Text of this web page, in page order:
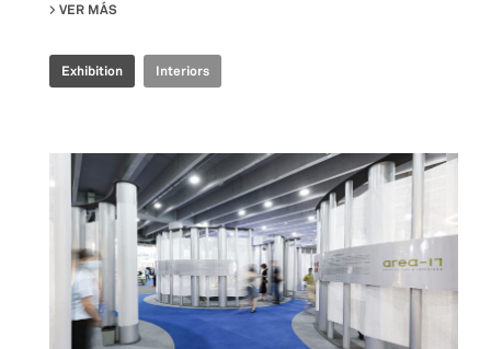
VER MÁS
Exhibition Interiors